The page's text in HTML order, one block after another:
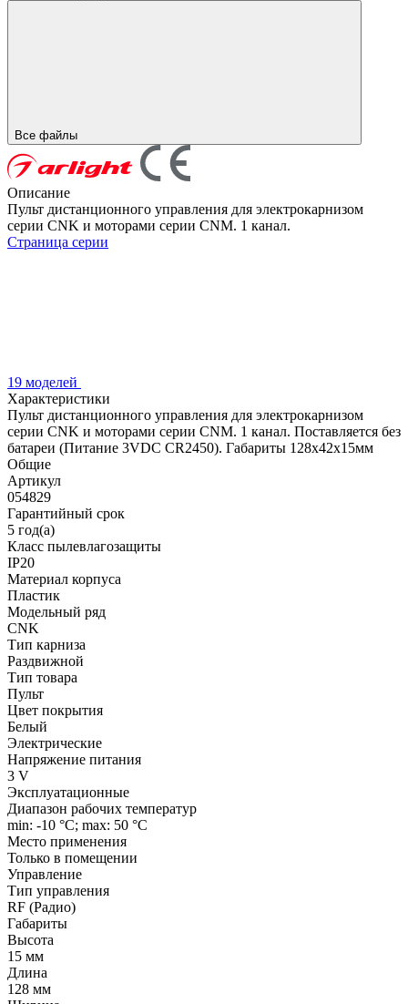
Все файлы
Описание
Пульт дистанционного управления для электрокарнизом
серии CNK и моторами серии CNM. 1 канал.
Страница серии
19 моделей
Характеристики
Пульт дистанционного управления для электрокарнизом
серии CNK и моторами серии CNM. 1 канал. Поставляется без
батареи (Питание 3VDC CR2450). Габариты 128х42х15мм
Общие
Артикул
054829
Гарантийный срок
5 год(а)
Класс пылевлагозащиты
IP20
Материал корпуса
Пластик
Модельный ряд
CNK
Тип карниза
Раздвижной
Тип товара
Пульт
Цвет покрытия
Белый
Электрические
Напряжение питания
3 V
Эксплуатационные
Диапазон рабочих температур
min: -10 °C; max: 50 °C
Место применения
Только в помещении
Управление
Тип управления
RF (Радио)
Габариты
Высота
15 мм
Длина
128 мм